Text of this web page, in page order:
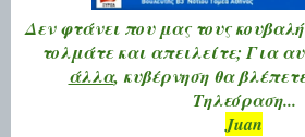
Δεν φτάνει που μας τους
τολμάτε και απειλείτε; Για
άλλα, κυβέρνηση θα
Τηλεόραση...
Juan